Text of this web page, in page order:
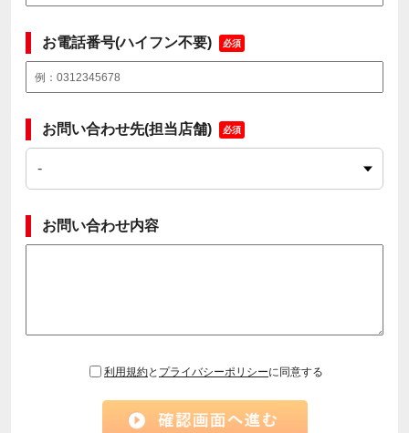
お電話番号(ハイフン不要) 必須
お問い合わせ先(担当店舗) 必須
お問い合わせ内容
利用規約と プライバシーポリシーに同意する